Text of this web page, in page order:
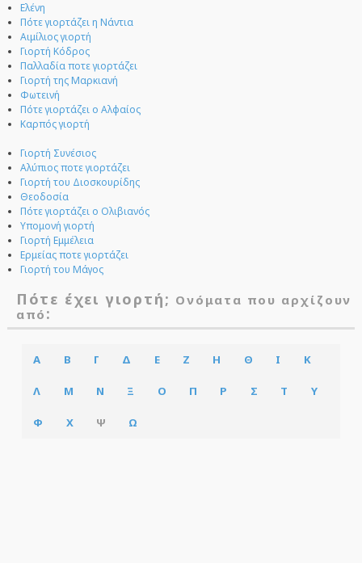
Ελένη
Πότε γιορτάζει η Νάντια
Αιμίλιος γιορτή
Γιορτή Κόδρος
Παλλαδία ποτε γιορτάζει
Γιορτή της Μαρκιανή
Φωτεινή
Πότε γιορτάζει ο Αλφαίος
Καρπός γιορτή
Γιορτή Συνέσιος
Αλύπιος ποτε γιορτάζει
Γιορτή του Διοσκουρίδης
Θεοδοσία
Πότε γιορτάζει ο Ολιβιανός
Υπομονή γιορτή
Γιορτή Εμμέλεια
Ερμείας ποτε γιορτάζει
Γιορτή του Μάγος
Πότε έχει γιορτή; Ονόματα που αρχίζουν
από :
Α Β Γ Δ Ε Ζ Η Θ Ι Κ
Λ Μ Ν Ξ Ο Π Ρ Σ Τ Υ
Φ Χ Ψ Ω